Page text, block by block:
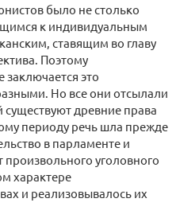
было не столько
к индивидуальным
ставящим во главу
Поэтому
заключается это
Но все они отсылали
существуют древние права
периоду речь шла прежде
в парламенте и
уголовного
характере
и реализовывалось их